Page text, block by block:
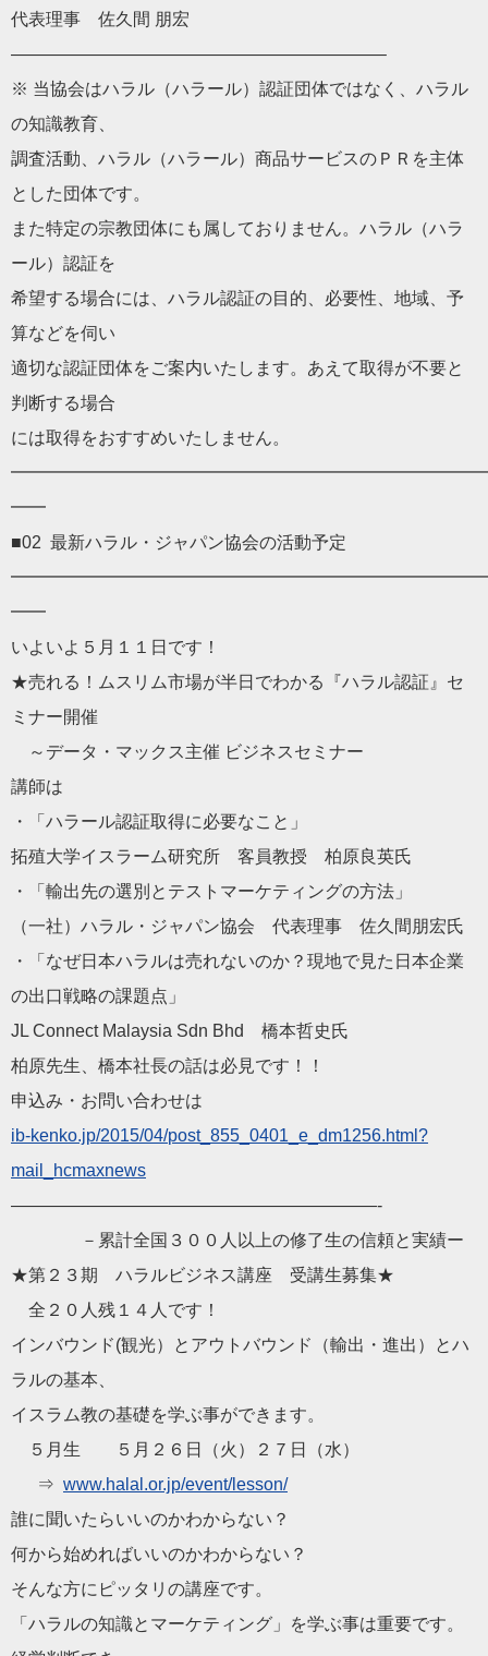
代表理事 佐久間 朋宏
—————————————————————–
※ 当協会はハラル （ハラール）認証団体ではなく、 ハラル
の知識教育、
調査活動、 ハラル （ハラール） 商品サービスのＰＲを主体
とした団体です。
また特定の宗教団体にも属しておりません。 ハラル （ハラ
ール） 認証を
希望する場合には、 ハラル認証の目的、必要性、地域、 予
算などを伺い
適切な認証団体をご案内いたします。 あえて取得が不要と
判断する場合
には取得をおすすめいたしません。
━━
■02 最新ハラル ・ジャパン協会の活動予定
━━
いよいよ５月１１日です！
★売れる！ムスリム市場が半日でわかる『ハラル認証』 セ
ミナー開催
～データ・マックス主催 ビジネスセミナー
講師は
・「 ハラール認証取得に必要なこと」
拓殖大学イスラーム研究所 客員教授 柏原良英氏
・「輸出先の選別とテストマーケティングの方法」
（一社） ハラル ・ジャパン協会 代表理事 佐久間朋宏氏
・「なぜ日本ハラルは売れないのか？ 現地で見た日本企業
の出口戦略の課題点」
JL Connect Malaysia Sdn Bhd 橋本哲史氏
柏原先生、橋本社長の話は必見です！！
申込み・お問い合わせは
ib-kenko.jp/2015/04/post_855_0401_e_dm1256.html?
mail_hcmaxnews
—————————————————————-
－累計全国３００人以上の修了生の信頼と実績ー
★第２３期 ハラルビジネス講座 受講生募集★
全２０人残１４人です！
インバウンド(観光）とアウトバウンド（輸出・進出）
とハ
ラルの基本、
イスラム教の基礎を学ぶ事ができます。
５月生 ５月２６日（火）２７日（水）
⇒ www.halal .or.jp/event/lesson/
誰に聞いたらいいのかわからない？
何から始めればいいのかわからない？
そんな方にピッタリの講座です。
「 ハラルの知識とマーケティング」を学ぶ事は重要です。